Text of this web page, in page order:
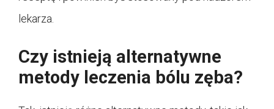
lekarza.
Czy istnieją alternatywne
metody leczenia bólu zęba?